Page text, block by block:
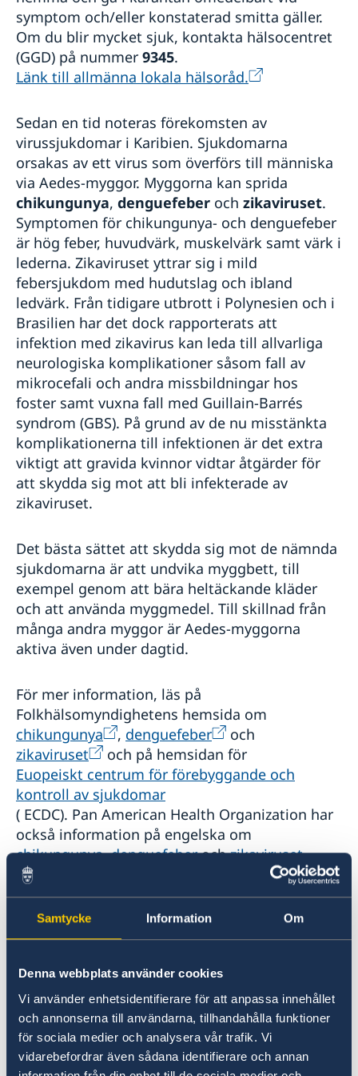
Samtycke Information Om
Denna webbplats använder cookies
Vi använder enhetsidentifierare för att anpassa innehållet
och annonserna till användarna, tillhandahålla funktioner
för sociala medier och analysera vår trafik. Vi
vidarebefordrar även sådana identifierare och annan
symptom och/eller konstaterad smitta gäller.
Om du blir mycket sjuk, kontakta hälsocentret
(GGD) på nummer 9345.
Länk till allmänna lokala hälsoråd.
Sedan en tid noteras förekomsten av
virussjukdomar i Karibien. Sjukdomarna
orsakas av ett virus som överförs till människa
via Aedes-myggor. Myggorna kan sprida
chikungunya, denguefeber och zikaviruset.
Symptomen för chikungunya- och denguefeber
är hög feber, huvudvärk, muskelvärk samt värk i
lederna. Zikaviruset yttrar sig i mild
febersjukdom med hudutslag och ibland
ledvärk. Från tidigare utbrott i Polynesien och i
Brasilien har det dock rapporterats att
infektion med zikavirus kan leda till allvarliga
neurologiska komplikationer såsom fall av
mikrocefali och andra missbildningar hos
foster samt vuxna fall med Guillain-Barrés
syndrom (GBS). På grund av de nu misstänkta
komplikationerna till infektionen är det extra
viktigt att gravida kvinnor vidtar åtgärder för
att skydda sig mot att bli infekterade av
zikaviruset.
Det bästa sättet att skydda sig mot de nämnda
sjukdomarna är att undvika myggbett, till
exempel genom att bära heltäckande kläder
och att använda myggmedel. Till skillnad från
många andra myggor är Aedes-myggorna
aktiva även under dagtid.
För mer information, läs på
Folkhälsomyndighetens hemsida om
chikungunya
, denguefeber
och
zikaviruset
och på hemsidan för
Euopeiskt centrum för förebyggande och
kontroll av sjukdomar
( ECDC). Pan American Health Organization har
också information på engelska om
chikungunya,denguefeberochzikaviruset.
Länk till sjukhuset Curaçao Medical Center i
Willemstad
Lokala lagar och sedvänjor
Det är viktigt att respektera lokala lagar och
sedvänjor. Bruk och innehav av all narkotika är
olagligt och har hårda straff som påföljd.